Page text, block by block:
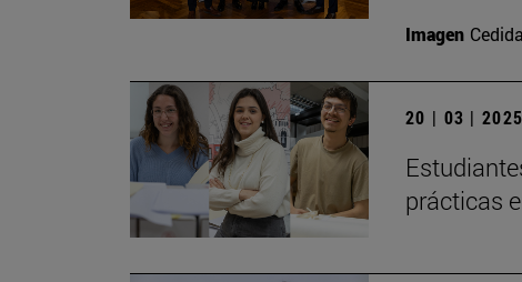
Imagen Cedida
20 | 03 | 2025
prácticas